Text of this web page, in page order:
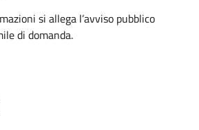
si allega l’avviso pubblico
di domanda.